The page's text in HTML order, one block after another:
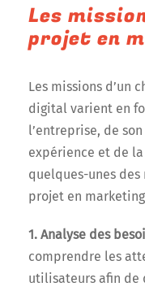
Les
projet en
Les missions d’un
digital varient en
l’entreprise, de son
expérience et de
quelques-unes
projet en
1. Analyse des
comprendre les
utilisateurs afin de